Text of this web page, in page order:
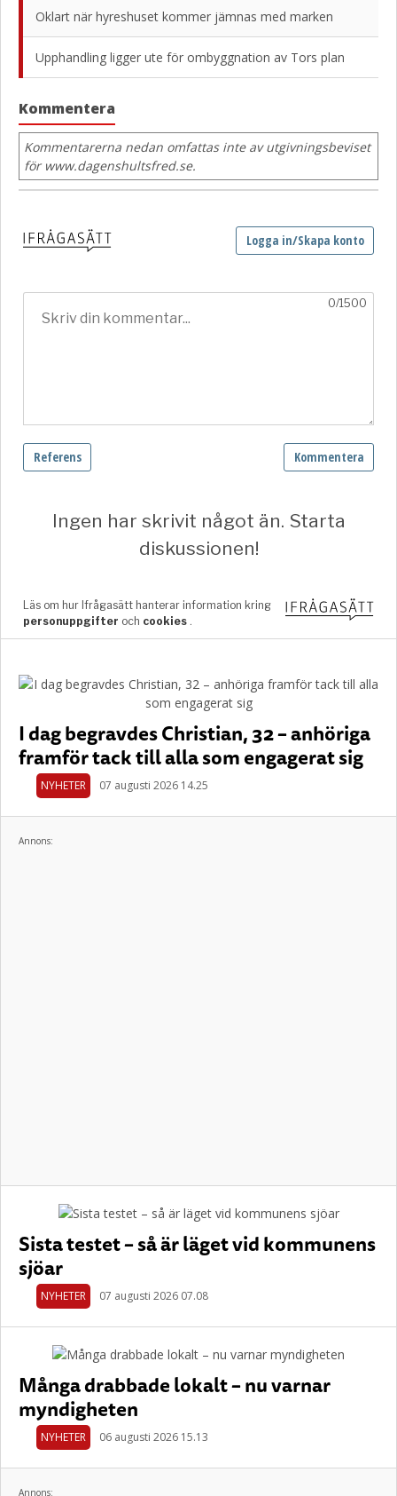
Oklart när hyreshuset kommer jämnas med marken
Upphandling ligger ute för ombyggnation av Tors plan
Kommentera
Kommentarerna nedan omfattas inte av utgivningsbeviset
för www.dagenshultsfred.se.
I dag begravdes Christian, 32 – anhöriga
framför tack till alla som engagerat sig
NYHETER 07 augusti 2026 14.25
Annons:
Sista testet – så är läget vid kommunens
sjöar
NYHETER 07 augusti 2026 07.08
Många drabbade lokalt – nu varnar
myndigheten
NYHETER 06 augusti 2026 15.13
Annons: